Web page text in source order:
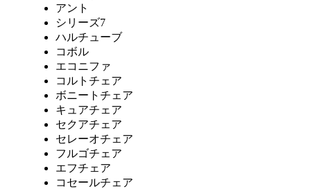
アント
シリーズ7
ハルチューブ
コボル
エコニファ
コルトチェア
ボニートチェア
キュアチェア
セクアチェア
セレーオチェア
フルゴチェア
エフチェア
コセールチェア